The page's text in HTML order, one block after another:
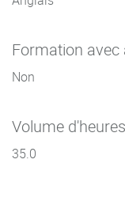
Formation avec
Non
Volume
35.0